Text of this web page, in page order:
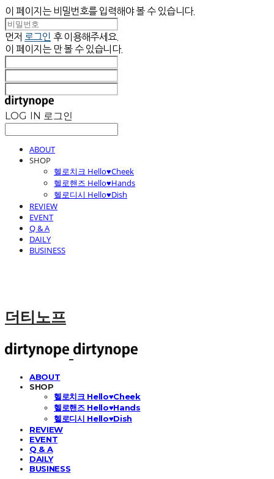
이 페이지는 비밀번호를 입력해야 볼 수 있습니다.
먼저 로그인 후 이용해주세요.
이 페이지는 만 볼 수 있습니다.
LOG IN 로그인
ABOUT
SHOP
헬로치크 Hello♥Cheek
헬로핸즈 Hello♥Hands
헬로디시 Hello♥Dish
REVIEW
EVENT
Q & A
DAILY
BUSINESS
더티노프
ABOUT
SHOP
헬로치크 Hello♥Cheek
헬로핸즈 Hello♥Hands
헬로디시 Hello♥Dish
REVIEW
EVENT
Q & A
DAILY
BUSINESS